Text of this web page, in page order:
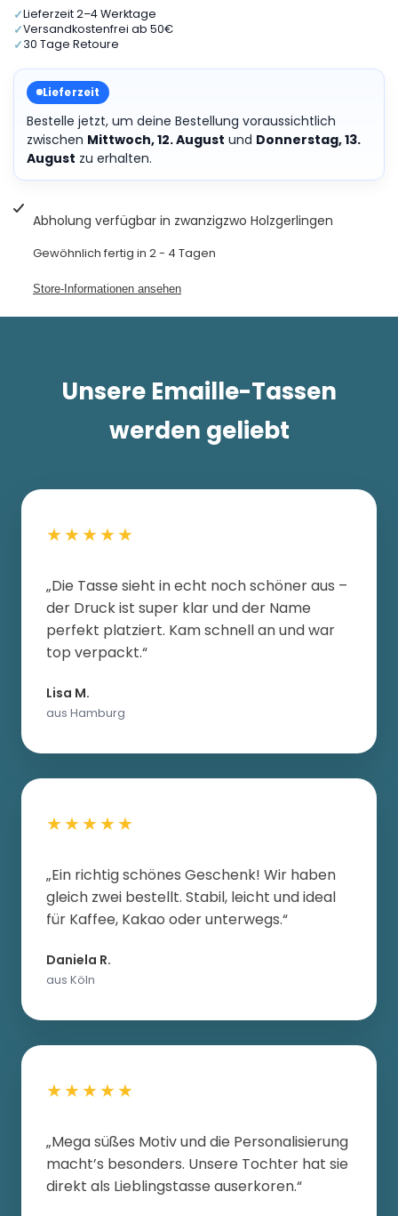
✓Lieferzeit 2–4 Werktage
✓Versandkostenfrei ab 50€
✓30 Tage Retoure
Lieferzeit
Bestelle jetzt, um deine Bestellung voraussichtlich
zwischen Mittwoch, 12. August und Donnerstag, 13.
August zu erhalten.
Abholung verfügbar in zwanzigzwo Holzgerlingen
Gewöhnlich fertig in 2 - 4 Tagen
Store-Informationen ansehen
Unsere Emaille-Tassen
werden geliebt
★★★★★
„Die Tasse sieht in echt noch schöner aus –
der Druck ist super klar und der Name
perfekt platziert. Kam schnell an und war
top verpackt.“
Lisa M.
aus Hamburg
★★★★★
„Ein richtig schönes Geschenk! Wir haben
gleich zwei bestellt. Stabil, leicht und ideal
für Kaffee, Kakao oder unterwegs.“
Daniela R.
aus Köln
★★★★★
„Mega süßes Motiv und die Personalisierung
macht’s besonders. Unsere Tochter hat sie
direkt als Lieblingstasse auserkoren.“